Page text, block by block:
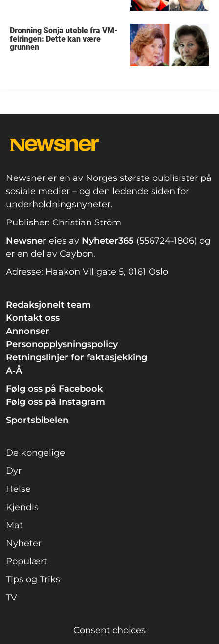
Dronning Sonja uteble fra VM-
feiringen: Dette kan være
grunnen
Newsner er en av Norges største publisister på
sosiale medier – og den ledende siden for
underholdningsnyheter.
Publisher: Christian Ström
Newsner eies av Nyheter365 (556724-1806) og
er en del av Caybon.
Adresse: Haakon VII gate 5, 0161 Oslo
Redaksjonelt team
Kontakt oss
Annonser
Personopplysningspolicy
Retningslinjer for faktasjekking
A-Å
Følg oss på Facebook
Følg oss på Instagram
Sportsbibelen
De kongelige
Dyr
Helse
Kjendis
Mat
Nyheter
Populært
Tips og Triks
TV
Consent choices